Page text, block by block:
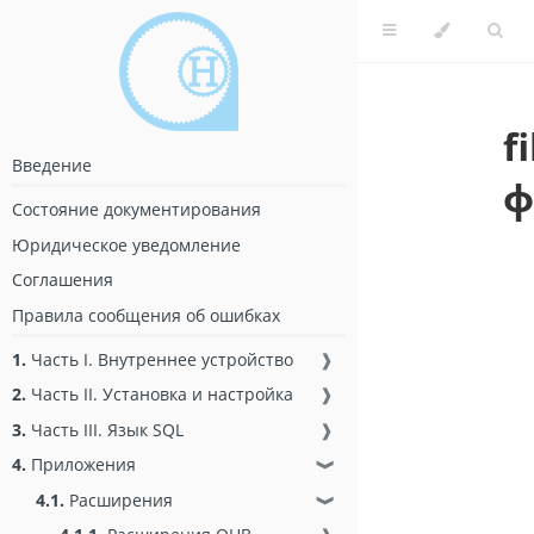
Введение
Состояние документирования
Юридическое уведомление
Соглашения
Правила сообщения об ошибках
1. Часть I. Внутреннее устройство
❱
2. Часть II. Установка и настройка
❱
3. Часть III. Язык SQL
❱
4. Приложения ❱
4.1. Расширения ❱